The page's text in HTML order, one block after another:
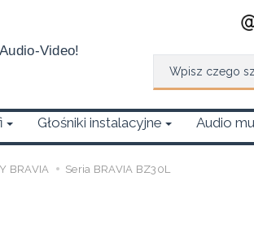
Video!
Głośniki instalacyjne Audio
BRAVIA Seria BRAVIA BZ30L